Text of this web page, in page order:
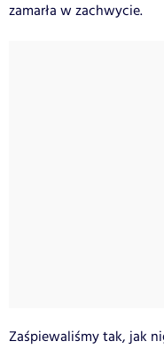
zamarła w zachwycie.
Zaśpiewaliśmy tak, jak